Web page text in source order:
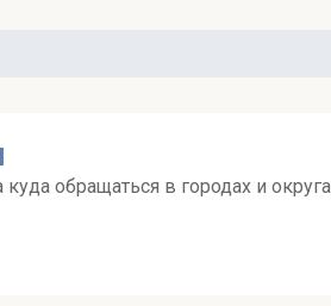
обращаться в городах и